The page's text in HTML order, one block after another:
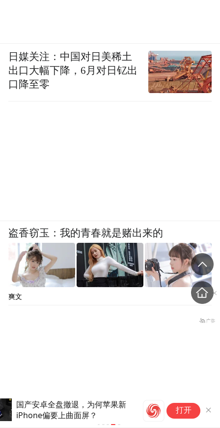
打开
日媒关注：中国对日美稀土
出口大幅下降，6月对日钇出
口降至零
盗香窃玉：我的青春就是赌出来的
爽文